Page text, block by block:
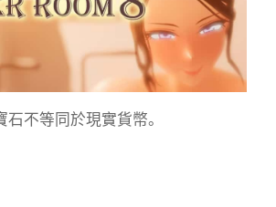
不等同於現實貨幣。